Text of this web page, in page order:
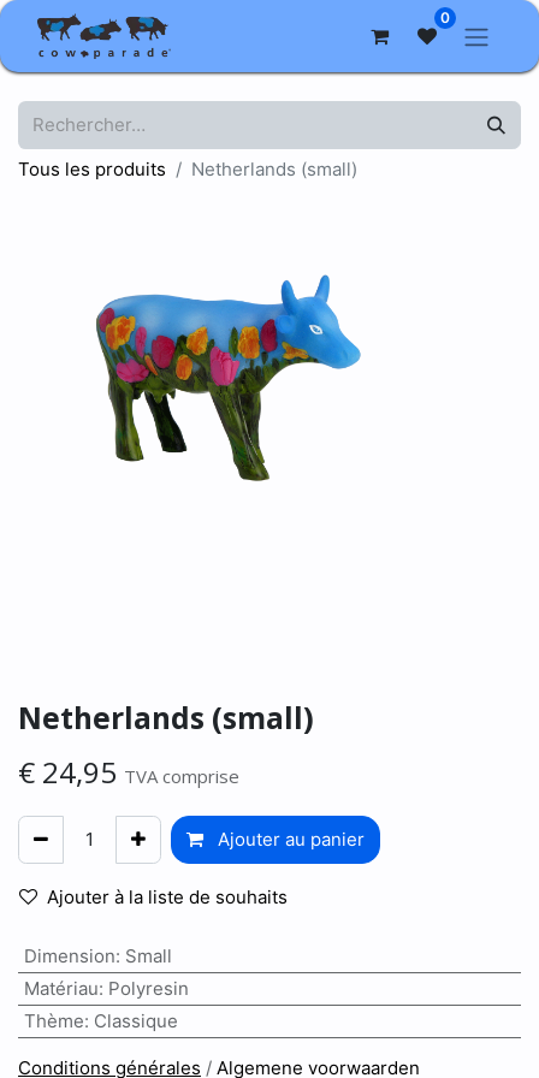
0
Tous les produits Netherlands (small)
Netherlands (small)
€ 24,95 TVA comprise
Ajouter au panier
Ajouter à la liste de souhaits
Dimension: Small
Matériau: Polyresin
Thème: Classique
Conditions générales / Algemene voorwaarden